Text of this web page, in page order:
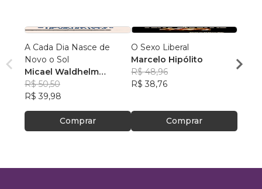
A Cada Dia Nasce de
Novo o Sol
Micael Waldhelm
Pereira
R$ 50,50
R$ 39,98
Comprar
O Sexo Liberal
Marcelo Hipólito
R$ 48,96
R$ 38,76
Comprar
R$